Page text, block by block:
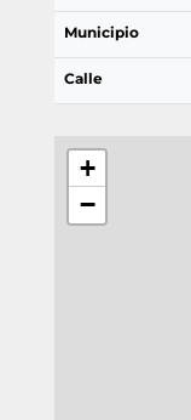
Municipio
Calle
+
−